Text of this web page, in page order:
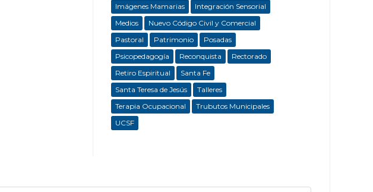
Imágenes Mamarias
Integración Sensorial
Medios
Nuevo Código Civil y Comercial
Pastoral
Patrimonio
Posadas
Psicopedagogía
Reconquista
Rectorado
Retiro Espiritual
Santa Fe
Santa Teresa de Jesús
Talleres
Terapia Ocupacional
Trubutos Municipales
UCSF